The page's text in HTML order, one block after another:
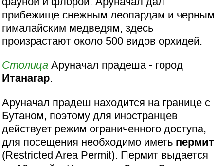
прибежище снежным леопардам и черным
гималайским медведям, здесь
произрастают около 500 видов орхидей.
Столица Аруначал прадеша - город
Итанагар.
Аруначал прадеш находится на границе с
Бутаном, поэтому для иностранцев
действует режим ограниченного доступа,
для посещения необходимо иметь пермит
(Restricted Area Permit). Пермит выдается